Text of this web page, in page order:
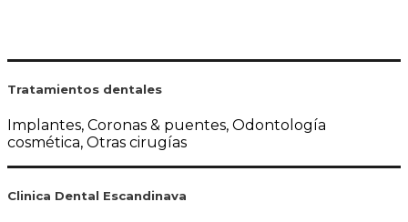
Tratamientos dentales
Implantes, Coronas & puentes, Odontología
cosmética, Otras cirugías
Clinica Dental Escandinava